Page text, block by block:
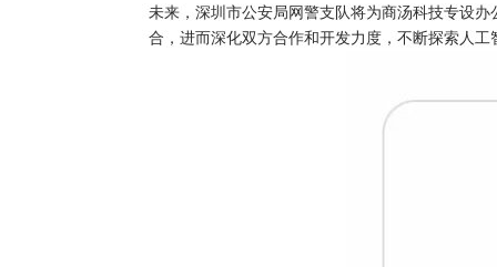
未来，深圳市公安局网警支队将为商汤科技专设
合，进而深化双方合作和开发力度，不断探索人